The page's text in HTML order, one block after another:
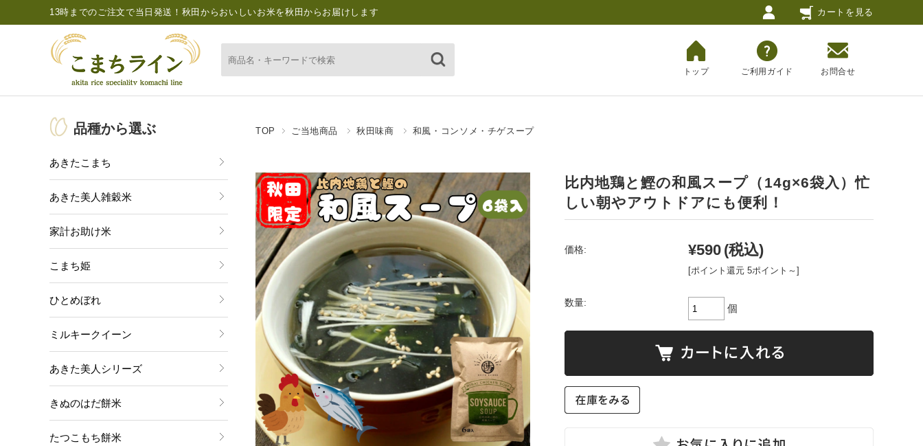
13時までのご注文で当日発送！秋田からおいしいお米を秋田からお届けします カートを見る
トップ ご利用ガイド お問合せ
TOP ご当地商品 秋田味商 和風・コンソメ・チゲスープ
比内地鶏と鰹の和風スープ（14g×6袋入）忙
しい朝やアウトドアにも便利！
価格: ¥590 (税込)
[ポイント還元 5ポイント～]
数量: 個
品種から選ぶ
あきたこまち
あきた美人雑穀米
家計お助け米
こまち姫
ひとめぼれ
ミルキークイーン
あきた美人シリーズ
きぬのはだ餅米
たつこもち餅米